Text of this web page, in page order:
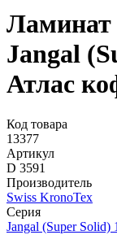
Ламинат
Jangal
Атлас
Код товара
13377
Артикул
D 3591
Производитель
Swiss KronoTex
Серия
Jangal (Super Solid)